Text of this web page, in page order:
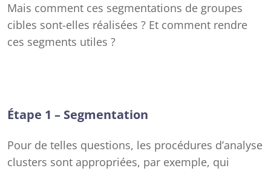
Mais comment ces segmentations de groupes
cibles sont-elles réalisées ? Et comment rendre
ces segments utiles ?
Étape 1 – Segmentation
Pour de telles questions, les procédures d’analyse
clusters sont appropriées, par exemple, qui